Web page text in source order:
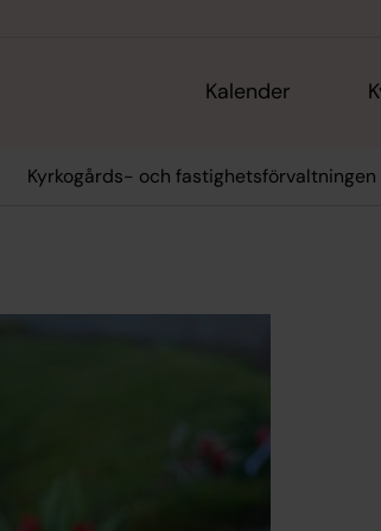
Kalender
Kyrkogårds- och fastighetsförvaltningen